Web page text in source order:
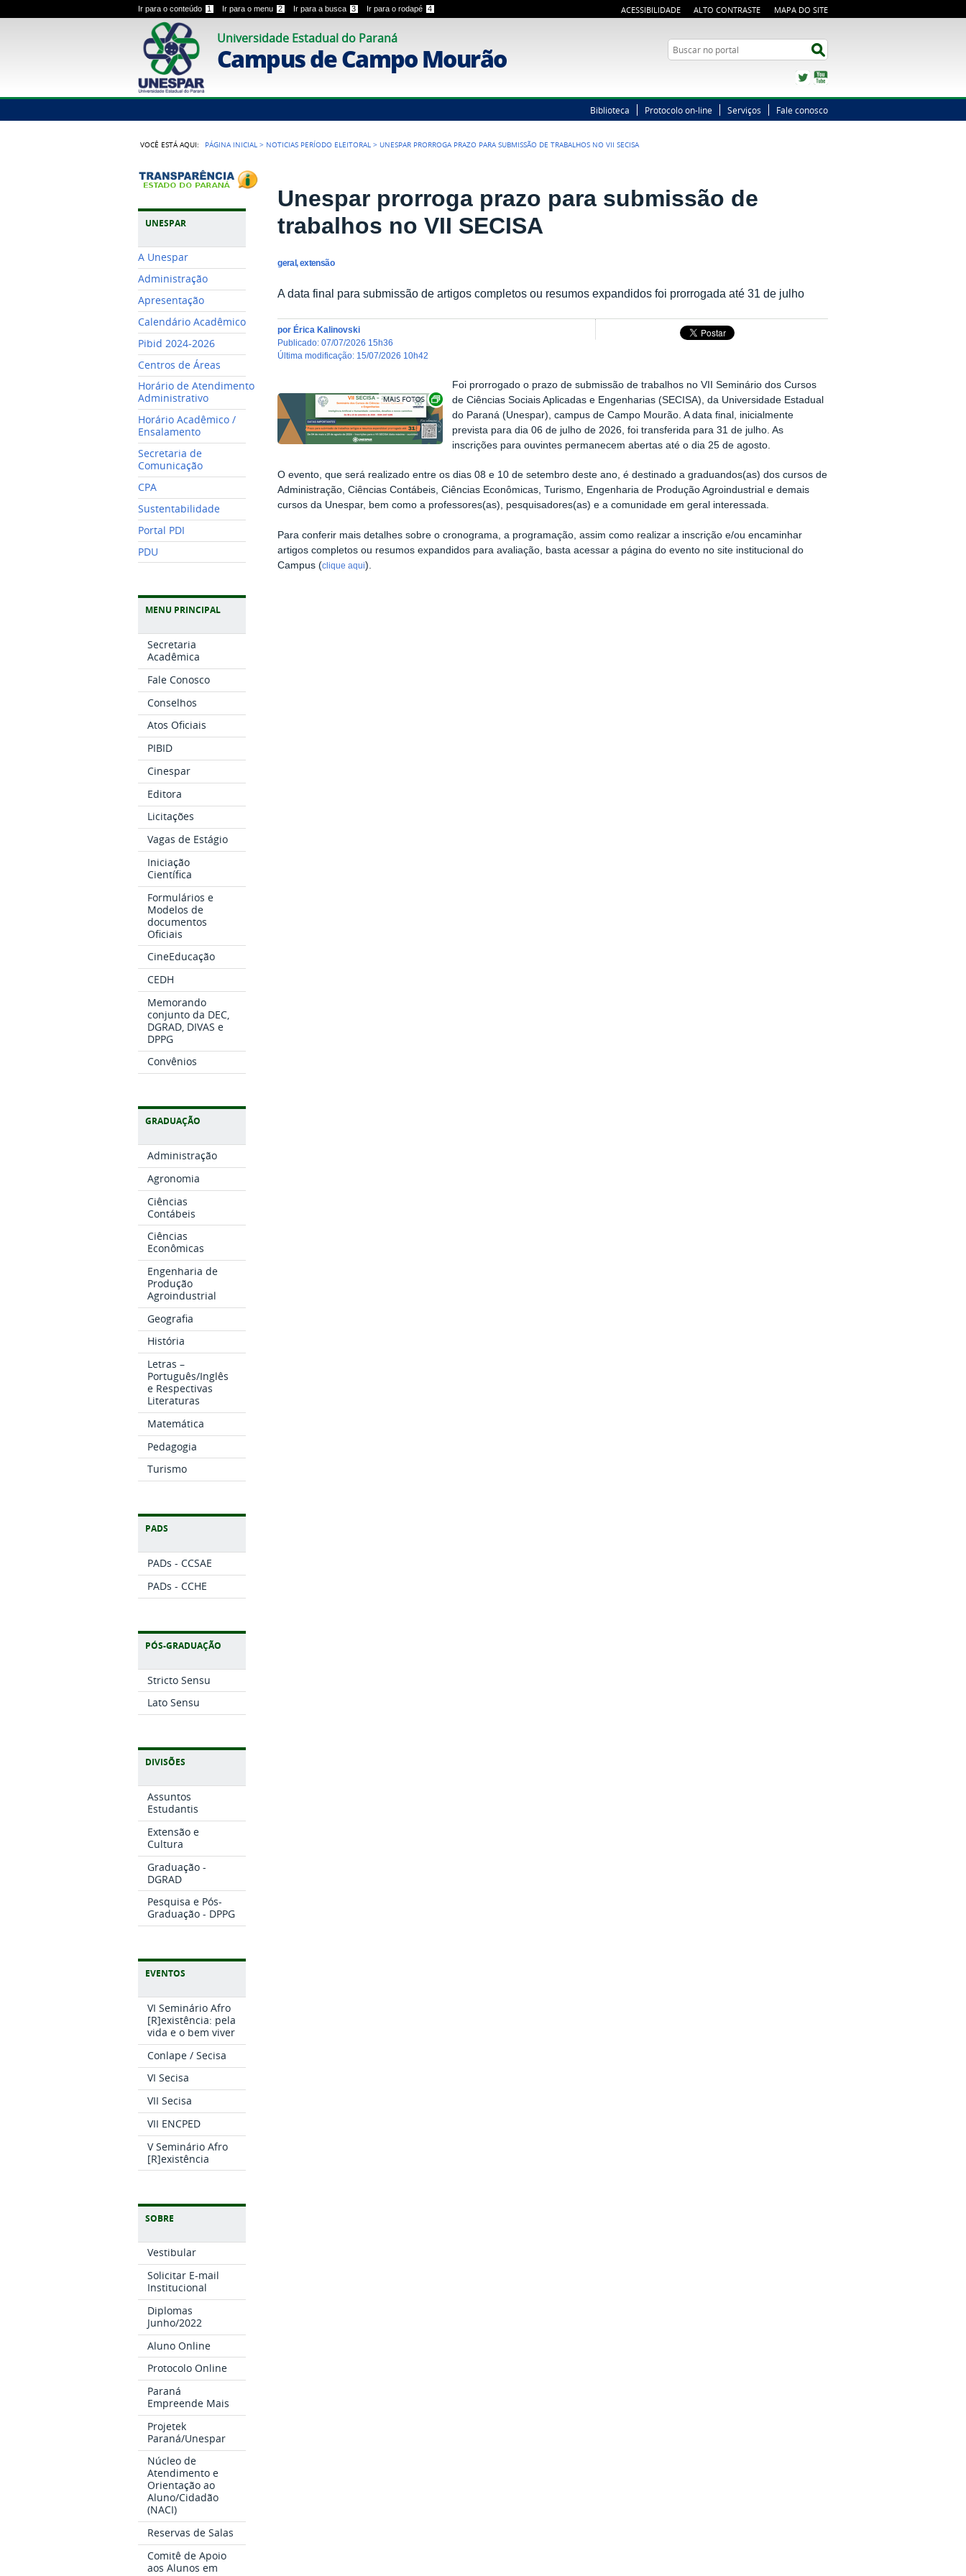
Ir para o conteúdo 1 Ir para o menu 2 Ir para a busca 3 Ir para o rodapé 4 ACESSIBILIDADE ALTO CONTRASTE MAPA DO SITE
Universidade Estadual do Paraná
Campus de Campo Mourão Busca
Twitter
Biblioteca Protocolo on-line Serviços Fale conosco
VOCÊ ESTÁ AQUI: PÁGINA INICIAL > NOTICIAS PERÍODO ELEITORAL > UNESPAR PRORROGA PRAZO PARA SUBMISSÃO DE TRABALHOS NO VII SECISA
UNESPAR
A Unespar
Administração
Apresentação
Calendário Acadêmico
Pibid 2024-2026
Centros de Áreas
Horário de Atendimento
Administrativo
Horário Acadêmico /
Ensalamento
Secretaria de
Comunicação
CPA
Sustentabilidade
Portal PDI
PDU
MENU PRINCIPAL
Secretaria
Acadêmica
Fale Conosco
Conselhos
Atos Oficiais
PIBID
Cinespar
Editora
Licitações
Vagas de Estágio
Iniciação
Científica
Formulários e
Modelos de
documentos
Oficiais
CineEducação
CEDH
Memorando
conjunto da DEC,
DGRAD, DIVAS e
DPPG
Convênios
GRADUAÇÃO
Administração
Agronomia
Ciências
Contábeis
Ciências
Econômicas
Engenharia de
Produção
Agroindustrial
Geografia
História
Letras –
Português/Inglês
e Respectivas
Literaturas
Matemática
Pedagogia
Turismo
PADS
PADs - CCSAE
PADs - CCHE
PÓS-GRADUAÇÃO
Stricto Sensu
Lato Sensu
DIVISÕES
Assuntos
Estudantis
Extensão e
Cultura
Graduação -
DGRAD
Pesquisa e Pós-
Graduação - DPPG
EVENTOS
VI Seminário Afro
[R]existência: pela
vida e o bem viver
Conlape / Secisa
VI Secisa
VII Secisa
VII ENCPED
V Seminário Afro
[R]existência
SOBRE
Vestibular
Solicitar E-mail
Institucional
Diplomas
Junho/2022
Aluno Online
Protocolo Online
Paraná
Empreende Mais
Projetek
Paraná/Unespar
Núcleo de
Atendimento e
Orientação ao
Aluno/Cidadão
(NACI)
Reservas de Salas
Comitê de Apoio
aos Alunos em
Unespar prorroga prazo para submissão de
trabalhos no VII SECISA
geral, extensão
A data final para submissão de artigos completos ou resumos expandidos foi prorrogada até 31 de julho
por Érica Kalinovski
publicado:07/07/2026 15h36
última modificação: 15/07/2026 10h42
Exibir carrossel de imagens
Foi prorrogado o prazo de submissão de trabalhos no VII Seminário dos Cursos
de Ciências Sociais Aplicadas e Engenharias (SECISA), da Universidade Estadual
do Paraná (Unespar), campus de Campo Mourão. A data final, inicialmente
prevista para dia 06 de julho de 2026, foi transferida para 31 de julho. As
inscrições para ouvintes permanecem abertas até o dia 25 de agosto.
O evento, que será realizado entre os dias 08 e 10 de setembro deste ano, é destinado a graduandos(as) dos cursos de
Administração, Ciências Contábeis, Ciências Econômicas, Turismo, Engenharia de Produção Agroindustrial e demais
cursos da Unespar, bem como a professores(as), pesquisadores(as) e a comunidade em geral interessada.
Para conferir mais detalhes sobre o cronograma, a programação, assim como realizar a inscrição e/ou encaminhar
artigos completos ou resumos expandidos para avaliação, basta acessar a página do evento no site institucional do
Campus (clique aqui).